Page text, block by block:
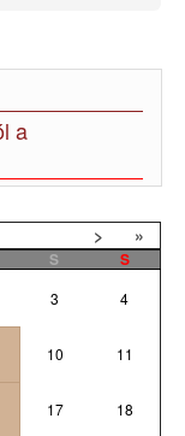
a
> »
S
S
3 4
10 11
17 18